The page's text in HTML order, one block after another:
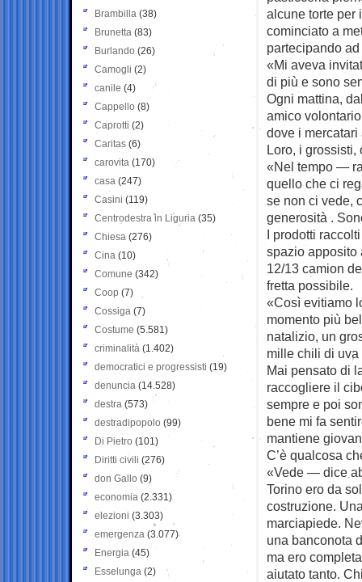
alcune torte per
cominciato a
partecipando
«Mi aveva
di più e sono
Ogni mattina,
amico
dove i
Loro, i grossisti,
«Nel tempo —
quello che ci
se non ci vede,
generosità .
I prodotti
spazio apposito
12/13 camion
fretta possibile.
«Così evitiamo
momento più
natalizio, un
mille chili di
Mai pensato di
raccogliere il
sempre e poi
bene mi fa
mantiene
C’è qualcosa
«Vede — dice
Torino ero da
costruzione.
marciapiede.
una banconota
ma ero
aiutato tanto.
Brambilla (38)
Brunetta (83)
Burlando (26)
Camogli (2)
canile (4)
Cappello (8)
Caprotti (2)
Caritas (6)
carovita (170)
casa (247)
Casini (119)
Centrodestra in Liguria (35)
Chiesa (276)
Cina (10)
Comune (342)
Coop (7)
Cossiga (7)
Costume (5.581)
criminalità (1.402)
democratici e progressisti (19)
denuncia (14.528)
destra (573)
destradipopolo (99)
Di Pietro (101)
Diritti civili (276)
don Gallo (9)
economia (2.331)
elezioni (3.303)
emergenza (3.077)
Energia (45)
Esselunga (2)